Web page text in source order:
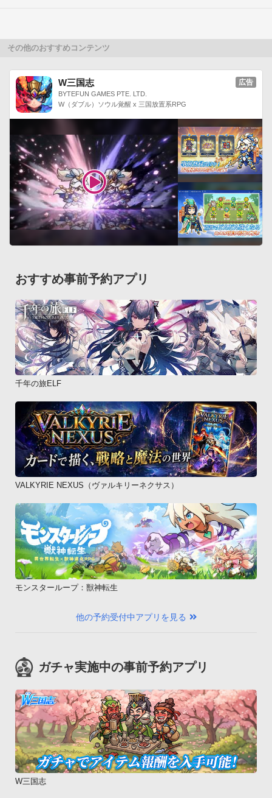
ので
インテリアとしてお部屋に飾りやすい
キャンバスプリントならご両親へのプレゼントに
最適です。
その他にも思い出いっぱいのキルトピクスを
もっと楽しんでいただけるグッズを準備中です。
お楽しみに！----------
このソフトウェアは、 Apache 2.0ライセンスで配布されている
製作物が含まれています。
http://www.apache.org/licenses/LICENSE-2.0
その他のおすすめコンテンツ
W三国志
BYTEFUN GAMES PTE. LTD.
W（ダブル）ソウル覚醒 x 三国放置系RPG
広告
おすすめ事前予約アプリ
千年の旅ELF
VALKYRIE NEXUS（ヴァルキリーネクサス）
モンスターループ：獣神転生
他の予約受付中アプリを見る
ガチャ実施中の事前予約アプリ
W三国志